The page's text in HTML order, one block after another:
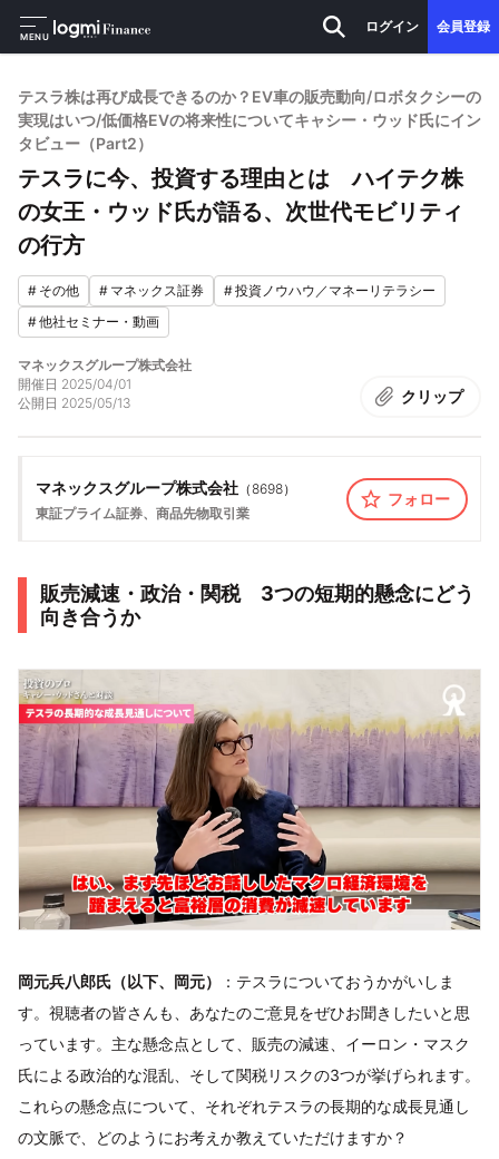
MENU
ログイン 会員登録
テスラ株は再び成長できるのか？EV車の販売動向/ロボタクシーの
実現はいつ/低価格EVの将来性についてキャシー・ウッド氏にイン
タビュー（Part2）
テスラに今、投資する理由とは ハイテク株
の女王・ウッド氏が語る、次世代モビリティ
の行方
# その他 # マネックス証券 #投資ノウハウ／マネーリテラシー
#他社セミナー・動画
マネックスグループ株式会社
開催日 2025/04/01
公開日 2025/05/13 クリップ
マネックスグループ株式会社 （8698）
東証プライム証券、商品先物取引業
フォロー
販売減速・政治・関税 3つの短期的懸念にどう
向き合うか
岡元兵八郎氏（以下、岡元）
：テスラについておうかがいしま
す。視聴者の皆さんも、あなたのご意見をぜひお聞きしたいと思
っています。主な懸念点として、販売の減速、イーロン・マスク
氏による政治的な混乱、そして関税リスクの3つが挙げられます。
これらの懸念点について、それぞれテスラの長期的な成長見通し
の文脈で、どのようにお考えか教えていただけますか？